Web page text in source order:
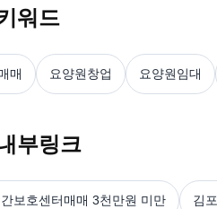
워드
매 요양원창업 요양원임대
부링크
보호센터매매 3천만원 미만 김